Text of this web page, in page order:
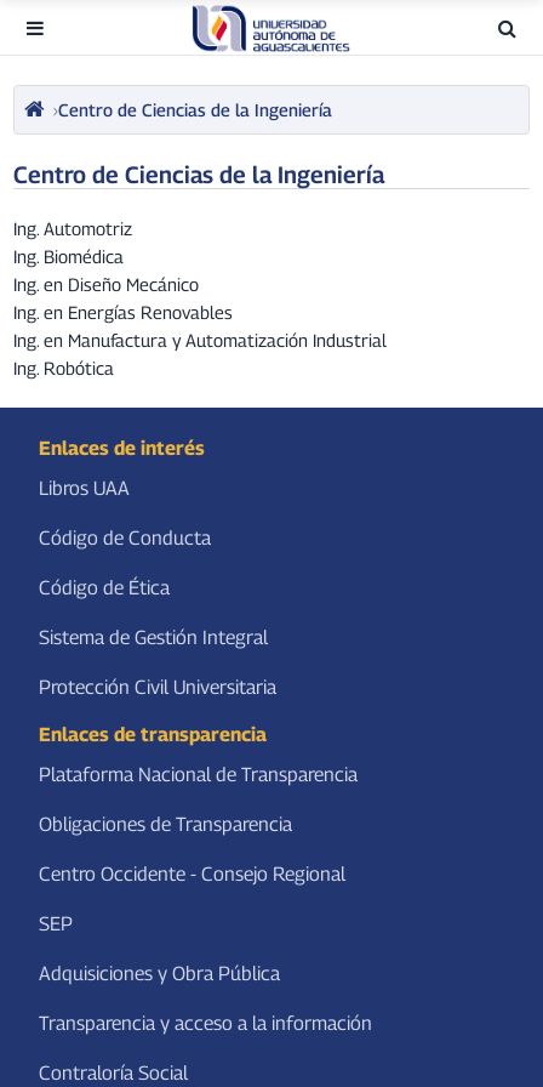
Centro de Ciencias de la Ingeniería
Centro de Ciencias de la Ingeniería
Ing. Automotriz
Ing. Biomédica
Ing. en Diseño Mecánico
Ing. en Energías Renovables
Ing. en Manufactura y Automatización Industrial
Ing. Robótica
Enlaces de interés
Libros UAA
Código de Conducta
Código de Ética
Sistema de Gestión Integral
Protección Civil Universitaria
Enlaces de transparencia
Plataforma Nacional de Transparencia
Obligaciones de Transparencia
Centro Occidente - Consejo Regional
SEP
Adquisiciones y Obra Pública
Transparencia y acceso a la información
Contraloría Social